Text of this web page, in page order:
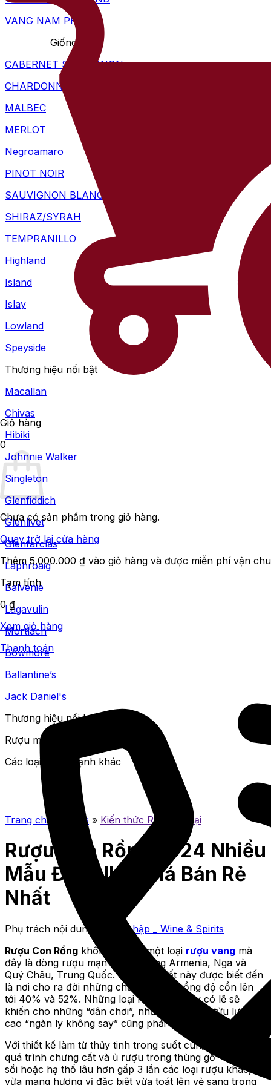
Giỏ hàng
0
Chưa có sản phẩm trong giỏ hàng.
Quay trở lại cửa hàng
Thêm5.000.000 ₫ vào giỏ hàng và được miễn phí vận
Tạm tính
0₫
Xem giỏ hàng
Thanh toán
VANG NAM PHI
Giống nho
CABERNET SAUVIGNON
CHARDONNAY
MALBEC
MERLOT
Negroamaro
PINOT NOIR
SAUVIGNON BLANC
SHIRAZ/SYRAH
TEMPRANILLO
Highland
Island
Islay
Lowland
Speyside
Thương hiệu nổi bật
Macallan
Chivas
Hibiki
Johnnie Walker
Singleton
Glenfiddich
Glenlivet
Glenfarclas
Laphroaig
Balvenie
Lagavulin
Mortlach
Bowmore
Ballantine’s
Jack Daniel's
Thương hiệu nổi bật
Rượu mạnh phổ biến
Các loại rượu mạnh khác
Trang chủ Blogs » Kiến thức Rượu Ngoại
Rượu Con Rồng 2024 Nhiều
Mẫu Đẹp Nhất Giá Bán Rẻ
Nhất
Phụ trách nội dung:
Rượu nhập _ Wine & Spirits
Rượu Con Rồng không phải là một loại rượu vang mà
đây là dòng rượu mạn đến từ vùng Armenia, Nga và
Quý Châu, Trung Quốc. Hai vùng đất này được biết đến
là nơi cho ra đời những chai vang có nồng độ cồn lên
tới 40% và 52%. Những loại rượu như này có lẽ sẽ
khiến cho những “dân chơi”, những người có tửu lượng
cao “ngàn ly không say” cũng phải dè chừng.
Với thiết kế làm từ thủy tinh trong suốt cùng việc trải qua
quá trình chưng cất và ủ rượu trong thùng gỗ
sồi hoặc hạ thổ lâu hơn gấp 3 lần các loại rượu khác,
vừa mang hương vị đặc biệt vừa toát lên vẻ sang trọng